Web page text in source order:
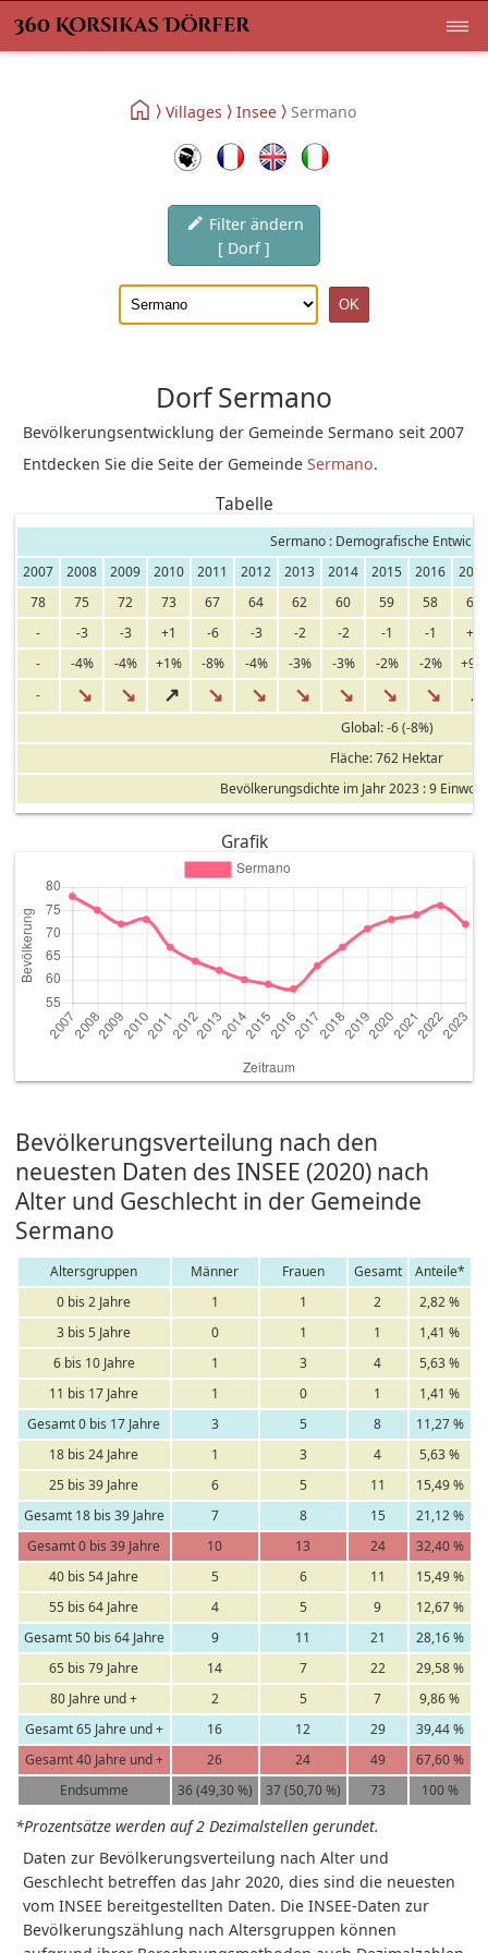
Villages Insee Sermano
Filter ändern
[ Dorf ]
Dorf Sermano
Bevölkerungsentwicklung der Gemeinde Sermano seit 2007
Entdecken Sie die Seite der GemeindeSermano.
Tabelle
Sermano : Demografische
2007
2008 2009 2010 2011 2012 2013 2014 2015 2016
78
75 72 73 67 64 62 60 59 58
63
-
-3 -3 +1 -6 -3 -2 -2 -1 -1
+5
-
-4% -4% +1% -8% -4% -3% -3% -2% -2%
+9%
-
↘ ↘ ↗ ↘ ↘ ↘ ↘ ↘ ↘ ↗
Global: -6 (-8%)
Fläche: 762 Hektar
Bevölkerungsdichte im Jahr 2023 : 9
Grafik
Bevölkerungsverteilung nach den
neuesten Daten des INSEE (2020) nach
Alter und Geschlecht in der Gemeinde
Sermano
Altersgruppen Männer Frauen Gesamt
Anteile*
0 bis 2 Jahre
1 1 2
2,82 %
3 bis 5 Jahre
0 1 1
1,41 %
6 bis 10 Jahre
1 3 4
5,63 %
11 bis 17 Jahre
1 0 1
1,41 %
Gesamt 0 bis 17 Jahre
3 5 8
11,27 %
18 bis 24 Jahre
1 3 4
5,63 %
25 bis 39 Jahre
6 5 11
15,49 %
Gesamt 18 bis 39 Jahre
7 8 15
21,12 %
Gesamt 0 bis 39 Jahre
10 13 24
32,40 %
40 bis 54 Jahre
5 6 11
15,49 %
55 bis 64 Jahre
4 5 9
12,67 %
Gesamt 50 bis 64 Jahre
9 11 21
28,16 %
65 bis 79 Jahre
14 7 22
29,58 %
80 Jahre und +
2 5 7
9,86 %
Gesamt 65 Jahre und +
16 12 29
39,44 %
Gesamt 40 Jahre und +
26 24 49
67,60 %
Endsumme
36 (49,30 %) 37 (50,70 %) 73 100 %
*Prozentsätze werden auf 2 Dezimalstellen gerundet.
Daten zur Bevölkerungsverteilung nach Alter und
Geschlecht betreffen das Jahr 2020, dies sind die neuesten
vom INSEE bereitgestellten Daten. Die INSEE-Daten zur
Bevölkerungszählung nach Altersgruppen können